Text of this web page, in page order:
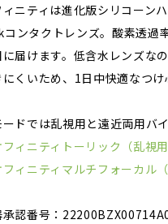
ニティは進化版シリコーン
ンタクトレンズ。酸素透過
届けます。低含水レンズな
くいため、1日中快適なつけ
ードでは乱視用と遠近両用バ
ィニティトーリック（乱視用
ィニティマルチフォーカル（
承認番号：